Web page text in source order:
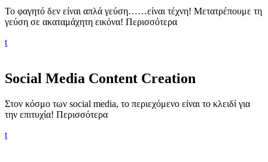
Το φαγητό δεν είναι απλά γεύση……είναι τέχνη! Μετατρέπουμε τη
γεύση σε ακαταμάχητη εικόνα! Περισσότερα
t
Social Media Content Creation
Στον κόσμο των social media, το περιεχόμενο είναι το κλειδί για
την επιτυχία! Περισσότερα
t